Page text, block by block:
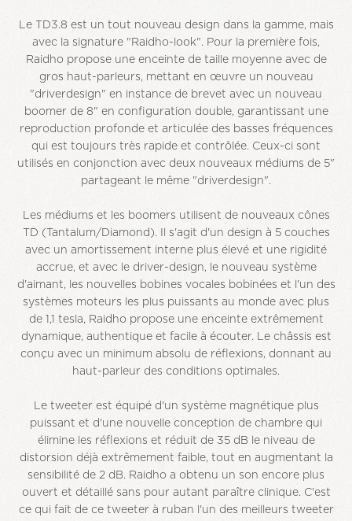
Le TD3.8 est un tout nouveau design dans la gamme, mais
avec la signature "Raidho-look". Pour la première fois,
Raidho propose une enceinte de taille moyenne avec de
gros haut-parleurs, mettant en œuvre un nouveau
"driverdesign" en instance de brevet avec un nouveau
boomer de 8" en configuration double, garantissant une
reproduction profonde et articulée des basses fréquences
qui est toujours très rapide et contrôlée. Ceux-ci sont
utilisés en conjonction avec deux nouveaux médiums de 5"
partageant le même "driverdesign".
Les médiums et les boomers utilisent de nouveaux cônes
TD (Tantalum/Diamond). Il s'agit d'un design à 5 couches
avec un amortissement interne plus élevé et une rigidité
accrue, et avec le driver-design, le nouveau système
d'aimant, les nouvelles bobines vocales bobinées et l'un des
systèmes moteurs les plus puissants au monde avec plus
de 1,1 tesla, Raidho propose une enceinte extrêmement
dynamique, authentique et facile à écouter. Le châssis est
conçu avec un minimum absolu de réflexions, donnant au
haut-parleur des conditions optimales.
Le tweeter est équipé d'un système magnétique plus
puissant et d'une nouvelle conception de chambre qui
élimine les réflexions et réduit de 35 dB le niveau de
distorsion déjà extrêmement faible, tout en augmentant la
sensibilité de 2 dB. Raidho a obtenu un son encore plus
ouvert et détaillé sans pour autant paraître clinique. C'est
ce qui fait de ce tweeter à ruban l'un des meilleurs tweeter